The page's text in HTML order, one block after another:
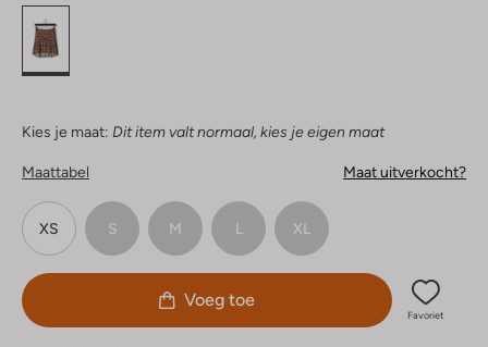
Kies je maat: Dit item valt normaal, kies je eigen maat
Maattabel Maat uitverkocht?
XS S M L XL
Voeg toe
Favoriet